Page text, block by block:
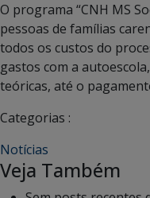
O programa “CNH MS
pessoas de famílias
todos os custos do
gastos com a
teóricas, até o
Categorias :
Notícias
Veja Também